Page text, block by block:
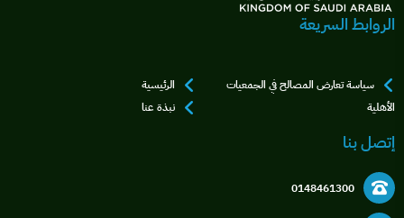
الروابط السريعة
سياسة تعارض المصالح في الجمعيات
الأهلية
الرئيسية
نبذة عنا
إتصل بنا
0148461300